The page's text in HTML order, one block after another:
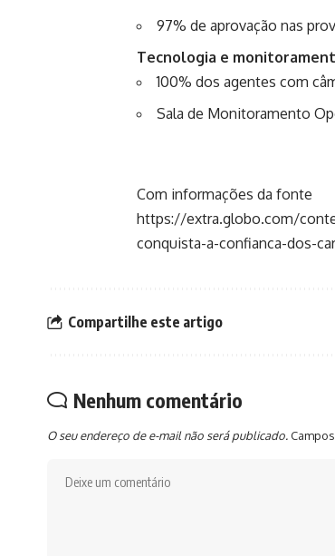
97% de aprovação nas
Tecnologia e
100% dos agentes com
Sala de Monitoramento
Com informações da fonte
https://extra.globo.com/
conquista-a-confianca-dos-
Compartilhe este artigo
Nenhum comentário
O seu endereço de e-mail não será publicado.